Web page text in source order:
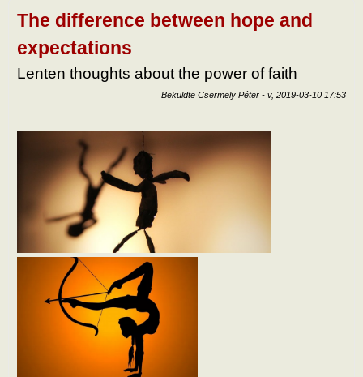
The difference between hope and
expectations
Lenten thoughts about the power of faith
Beküldte Csermely Péter - v, 2019-03-10 17:53